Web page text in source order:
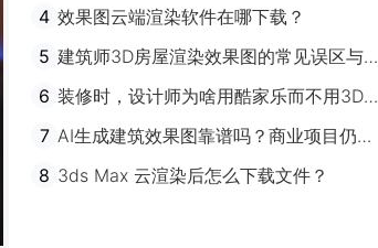
4 效果图云端渲染软件在哪下载？
5 建筑师3D房屋渲染效果图的常见误区与规
避指南
6 装修时，设计师为啥用酷家乐而不用3Ds
max？
7 AI生成建筑效果图靠谱吗？商业项目仍离
不开传统渲染
8 3ds Max 云渲染后怎么下载文件？